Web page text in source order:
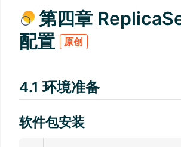
第四章
配置
原创
4.1 环境准备
软件包安装